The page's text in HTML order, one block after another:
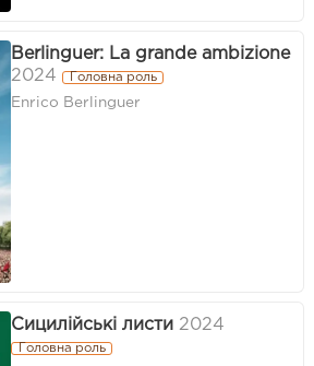
Berlinguer: La grande ambizione
2024
Головна роль
Enrico Berlinguer
Сицилійські листи 2024
Головна роль